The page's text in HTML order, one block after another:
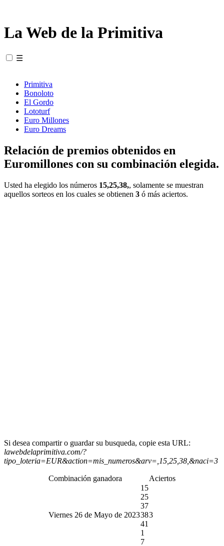
La Web de la Primitiva
☰
Primitiva
Bonoloto
El Gordo
Lototurf
Euro Millones
Euro Dreams
Relación de premios obtenidos en
Euromillones con su combinación elegida.
Usted ha elegido los números 15,25,38,, solamente se muestran
aquellos sorteos en los cuales se obtienen 3 ó más aciertos.
Si desea compartir o guardar su busqueda, copie esta URL:
lawebdelaprimitiva.com/?
tipo_loteria=EUR&action=mis_numeros&arv=,15,25,38,&naci=3
Combinación ganadora Aciertos
Viernes 26 de Mayo de 2023
15
25
37
38
41
1
7
3